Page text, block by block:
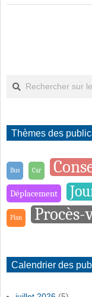
27
Thèmes des
Bus Car
Déplacement
Plan
Calendrier des